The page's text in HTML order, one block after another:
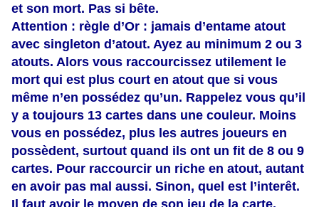
et son mort. Pas si bête.
Attention : règle d’Or : jamais d’entame atout
avec singleton d’atout. Ayez au minimum 2 ou 3
atouts. Alors vous raccourcissez utilement le
mort qui est plus court en atout que si vous
même n’en possédez qu’un. Rappelez vous qu’il
y a toujours 13 cartes dans une couleur. Moins
vous en possédez, plus les autres joueurs en
possèdent, surtout quand ils ont un fit de 8 ou 9
cartes. Pour raccourcir un riche en atout, autant
en avoir pas mal aussi. Sinon, quel est l’interêt.